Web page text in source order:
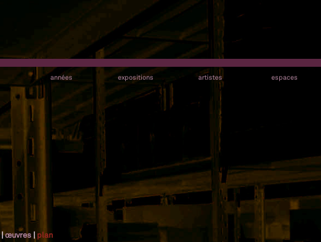
années expositions artistes espaces
|œuvres | plan